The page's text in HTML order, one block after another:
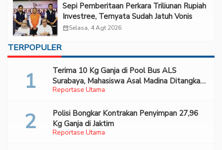
Sepi Pemberitaan Perkara Triliunan Rupiah
Investree, Ternyata Sudah Jatuh Vonis
calendar_monthSelasa, 4 Agt 2026
TERPOPULER
Reportase Utama
Terima 10 Kg Ganja di Pool Bus ALS
Surabaya, Mahasiswa Asal Madina Ditangkap
Bareskrim
Reportase Utama
Polisi Bongkar Kontrakan Penyimpan 27,96
Kg Ganja di Jaktim